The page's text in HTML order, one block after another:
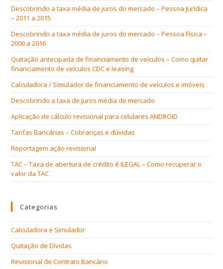
Descobrindo a taxa média de juros do mercado – Pessoa Jurídica
– 2011 a 2015
Descobrindo a taxa média de juros do mercado – Pessoa Física –
2000 a 2016
Quitação antecipada de financiamento de veículos – Como quitar
financiamento de veículos CDC e leasing
Calculadora / Simulador de financiamento de veículos e imóveis
Descobrindo a taxa de juros média de mercado
Aplicação de cálculo revisional para celulares ANDROID
Tarifas Bancárias – Cobranças e dúvidas
Reportagem ação revisional
TAC – Taxa de abertura de crédito é ILEGAL – Como recuperar o
valor da TAC
Categorias
Calculadora e Simulador
Quitação de Dívidas
Revisional de Contrato Bancário